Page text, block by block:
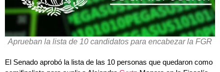
Aprueban la lista de 10 candidatos para encabezar la FGR
El Senado aprobó la lista de las 10 personas que quedaron como